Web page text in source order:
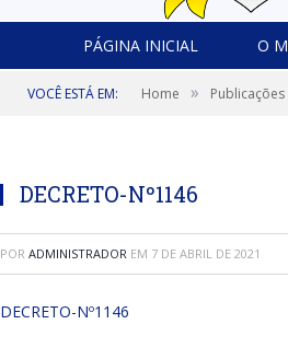
PÁGINA INICIAL O
VOCÊ ESTÁ EM: Home »
DECRETO-Nº1146
POR ADMINISTRADOR EM 7 DE ABRIL DE 2021
DECRETO-Nº1146